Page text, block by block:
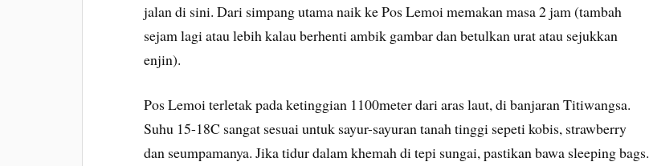
jalan di sini. Dari simpang utama naik ke Pos Lemoi memakan masa 2 jam (tambah
sejam lagi atau lebih kalau berhenti ambik gambar dan betulkan urat atau sejukkan
enjin).
Pos Lemoi terletak pada ketinggian 1100meter dari aras laut, di banjaran Titiwangsa.
Suhu 15-18C sangat sesuai untuk sayur-sayuran tanah tinggi sepeti kobis, strawberry
dan seumpamanya. Jika tidur dalam khemah di tepi sungai, pastikan bawa sleeping bags.